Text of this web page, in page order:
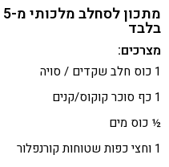
בלבד
מצרכים:
1 כוס חלב שקדים / סויה
1 כף סוכר קוקוס/קנים
½ כוס מים
1 וחצי כפות שטוחות קורנפלור